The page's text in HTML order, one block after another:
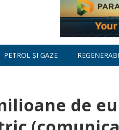
PETROL ȘI GAZE
de